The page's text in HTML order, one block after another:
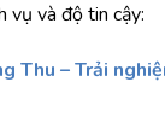
vụ và độ tin cậy:
Thu – Trải